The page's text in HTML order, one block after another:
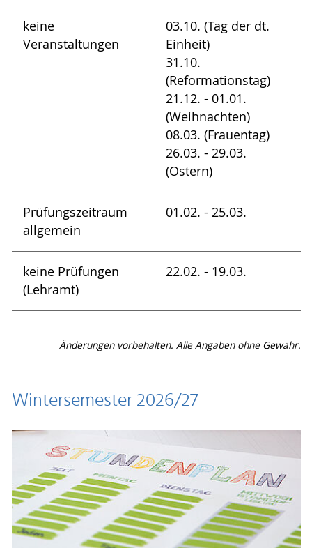
keine
Veranstaltungen
03.10. (Tag der dt.
Einheit)
31.10.
(Reformationstag)
21.12. - 01.01.
(Weihnachten)
08.03. (Frauentag)
26.03. - 29.03.
(Ostern)
Prüfungszeitraum
allgemein
01.02. - 25.03.
keine Prüfungen
(Lehramt)
22.02. - 19.03.
Änderungen vorbehalten. Alle Angaben ohne Gewähr.
Wintersemester 2026/27